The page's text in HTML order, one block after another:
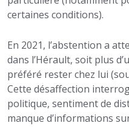
certaines conditions).
En 2021, l’abstention a
dans l’Hérault, soit plus
préféré rester chez lui
Cette désaffection
politique, sentiment de
manque d’informations